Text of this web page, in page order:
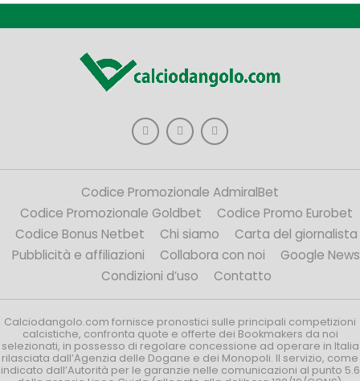
Codice Promozionale AdmiralBet
Codice Promozionale Goldbet
Codice Promo Eurobet
Codice Bonus Netbet
Chi siamo
Carta del giornalista
Pubblicità e affiliazioni
Collabora con noi
Google News
Condizioni d’uso
Contatto
Calciodangolo.com fornisce pronostici sulle principali competizioni
calcistiche, confronta quote e offerte dei Bookmakers da noi
selezionati, in possesso di regolare concessione ad operare in Italia
rilasciata dall’Agenzia delle Dogane e dei Monopoli. Il servizio, come
indicato dall’Autorità per le garanzie nelle comunicazioni al punto 5.6